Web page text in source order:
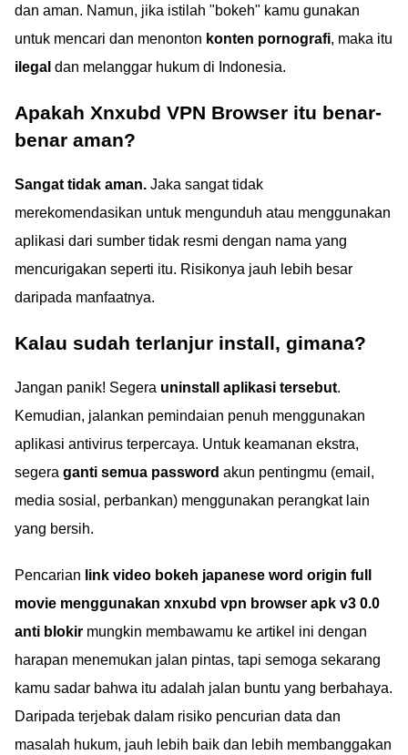
dan aman. Namun, jika istilah "bokeh" kamu gunakan
untuk mencari dan menonton konten pornografi, maka itu
ilegal dan melanggar hukum di Indonesia.
Apakah Xnxubd VPN Browser itu benar-
benar aman?
Sangat tidak aman. Jaka sangat tidak
merekomendasikan untuk mengunduh atau menggunakan
aplikasi dari sumber tidak resmi dengan nama yang
mencurigakan seperti itu. Risikonya jauh lebih besar
daripada manfaatnya.
Kalau sudah terlanjur install, gimana?
Jangan panik! Segera uninstall aplikasi tersebut.
Kemudian, jalankan pemindaian penuh menggunakan
aplikasi antivirus terpercaya. Untuk keamanan ekstra,
segera ganti semua password akun pentingmu (email,
media sosial, perbankan) menggunakan perangkat lain
yang bersih.
Pencarian link video bokeh japanese word origin full
movie menggunakan xnxubd vpn browser apk v3 0.0
anti blokir mungkin membawamu ke artikel ini dengan
harapan menemukan jalan pintas, tapi semoga sekarang
kamu sadar bahwa itu adalah jalan buntu yang berbahaya.
Daripada terjebak dalam risiko pencurian data dan
masalah hukum, jauh lebih baik dan lebih membanggakan